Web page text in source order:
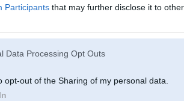
Participants that may further disclose it to
Data Processing Opt Outs
opt-out of the Sharing of my personal data.
Ir kāds, kurš varētu e46 cabrio paņemt uz
sveiki, kur labāk veikt tehnisko apskati? var